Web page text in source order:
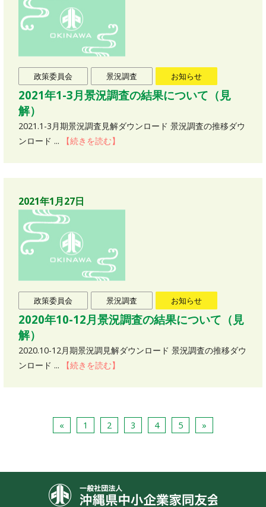
政策委員会 景況調査 お知らせ
2021年1-3月景況調査の結果について（見
解）
2021.1-3月期景況調査見解ダウンロード 景況調査の推移ダウ
ンロード ...
【続きを読む】
2021年1月27日
政策委員会 景況調査 お知らせ
2020年10-12月景況調査の結果について（見
解）
2020.10-12月期景況調見解ダウンロード 景況調査の推移ダウ
ンロード ...
【続きを読む】
« 1 2 3 4 5 »